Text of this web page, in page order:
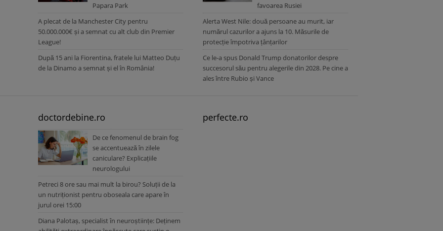
Papara Park
A plecat de la Manchester City pentru
50.000.000€ și a semnat cu alt club din Premier
League!
După 15 ani la Fiorentina, fratele lui Matteo Duțu
de la Dinamo a semnat și el în România!
favoarea Rusiei
Alerta West Nile: două persoane au murit, iar
numărul cazurilor a ajuns la 10. Măsurile de
protecție împotriva țânțarilor
Ce le-a spus Donald Trump donatorilor despre
succesorul său pentru alegerile din 2028. Pe cine a
ales între Rubio și Vance
doctordebine.ro
De ce fenomenul de brain fog
se accentuează în zilele
caniculare? Explicațiile
neurologului
Petreci 8 ore sau mai mult la birou? Soluții de la
un nutriționist pentru oboseala care apare în
jurul orei 15:00
Diana Palotaș, specialist în neuroștiințe: Deținem
perfecte.ro